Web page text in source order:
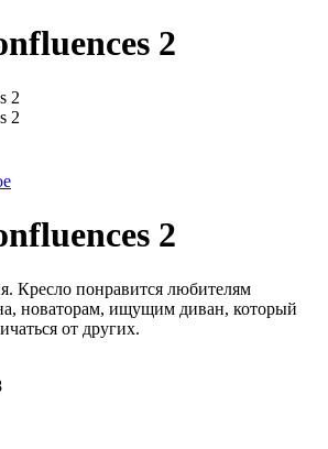
2
2
Кресло понравится любителям
новаторам, ищущим диван, который
от других.